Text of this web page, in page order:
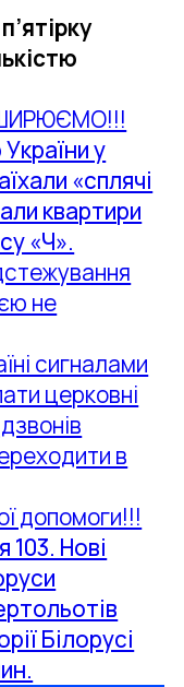
у
«сплячі
квартири
«Ч».
не
сигналами
церковні
в
допомоги!!!
103. Нові
Білорусі